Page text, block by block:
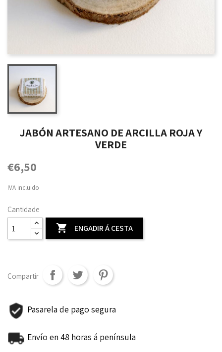
JABÓN ARTESANO DE ARCILLA ROJA Y
VERDE
€6,50
IVA incluido
Cantidade
 ENGADIR Á CESTA
Compartir
Pasarela de pago segura
Envío en 48 horas á península